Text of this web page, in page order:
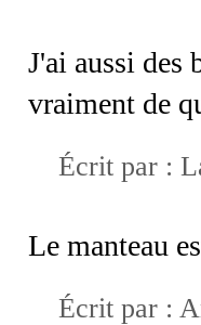
J'ai aussi des
vraiment de
Écrit par :
Le manteau
Écrit par :